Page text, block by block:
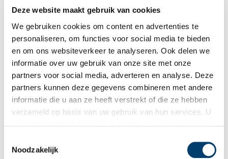
Deze website maakt gebruik van cookies
We gebruiken cookies om content en advertenties te
personaliseren, om functies voor social media te bieden
en om ons websiteverkeer te analyseren. Ook delen we
informatie over uw gebruik van onze site met onze
partners voor social media, adverteren en analyse. Deze
partners kunnen deze gegevens combineren met andere
informatie die u aan ze heeft verstrekt of die ze hebben
verzameld op basis van uw gebruik van hun services. U
Noodzakelijk
Oudnederlands er eigenlijk uit? En is het voor ons nog steeds
te begrijpen?
Dirk en Hildegard: de oudste afgebeelde Hollanders
Het Evangeliarium van Egmond is een perkamenten boek uit
de 9e eeuw. Het is beroemd omdat je er een afbeelding in
1000 jaar later zijn Dirk en Hildegard de oudste Nederlanders
van wie een afbeelding bestaat.